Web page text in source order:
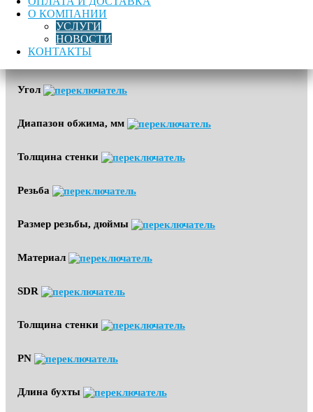
О КОМПАНИИ
УСЛУГИ
НОВОСТИ
КОНТАКТЫ
Область применения
Диаметр
Угол
Диапазон обжима, мм
Толщина стенки
Резьба
Размер резьбы, дюймы
Материал
SDR
Толщина стенки
PN
Длина бухты